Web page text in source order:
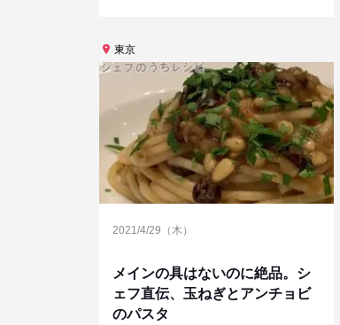
東京
2021/4/29（木）
メインの具はないのに絶品。シ
ェフ直伝、玉ねぎとアンチョビ
のパスタ